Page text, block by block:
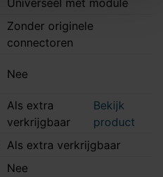
Universeel met module
Zonder originele
connectoren
Nee
Als extra
verkrijgbaar
Bekijk
product
Als extra verkrijgbaar
Nee